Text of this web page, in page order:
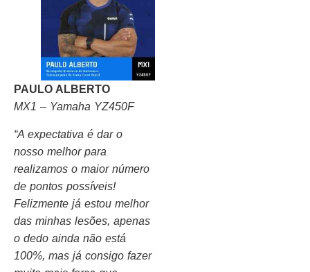
PAULO ALBERTO
MX1 – Yamaha YZ450F
“A expectativa é dar o
nosso melhor para
realizamos o maior número
de pontos possíveis!
Felizmente já estou melhor
das minhas lesões, apenas
o dedo ainda não está
100%, mas já consigo fazer